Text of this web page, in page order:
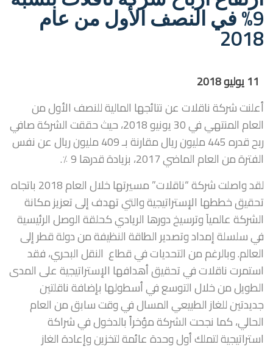
9% في النصف الأول من عام
2018
أعلنت شركة ناقلات عن نتائجها المالية للنصف الأول من
العام المنتهي في 30 يونيو 2018، حيث حققت الشركة صافي
ربح قدره 445 مليون ريال مقارنة بـ 409 مليون ريال عن نفس
الفترة من العام الماضي 2017، بزيادة قدرها 9 ٪.
لقد واصلت شركة “ناقلات” مسيرتها خلال العام 2018 باتجاه
تحقيق خططها الإستراتيجية والتي تهدف إلى تعزيز مكانة
الشركة عالمياَ وترسيخ دورها الريادي كحلقة الوصل الرئيسية
في سلسلة إمداد وتصدير الطاقة النظيفة من دولة قطر إلى
العالم. وبالرغم من التحديات في قطاع النقل البحري، فقد
استمرت ناقلات في تحقيق أهدافها الإستراتيجية على المدى
الطويل من خلال التوسع في أسطولها بإضافة ناقلتين
جديدتين للغاز الطبيعي المسال في وقت سابق من العام
الحالي، كما نجحت الشركة مؤخراً بالدخول في شراكة
استراتيجية لتملك أول وحدة عائمة لتخزين وإعادة الغاز